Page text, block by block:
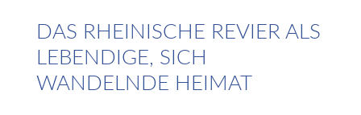
DAS RHEINISCHE REVIER ALS
LEBENDIGE, SICH
WANDELNDE HEIMAT